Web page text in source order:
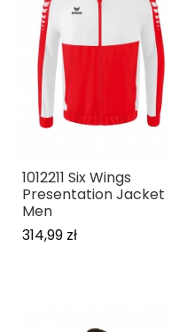
1012211 Six Wings
Presentation Jacket
Men
314,99 zł